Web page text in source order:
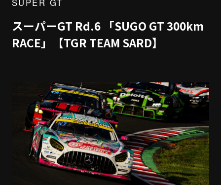
SUPER GT
スーパーGT Rd.6 「SUGO GT 300km
RACE」【TGR TEAM SARD】